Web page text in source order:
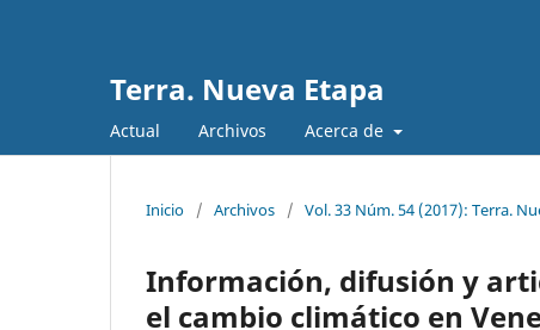
Terra. Nueva Etapa
Actual Archivos Acerca de
Inicio / Archivos / Vol. 33 Núm. 54 (2017): Terra.
Información, difusión y
el cambio climático en